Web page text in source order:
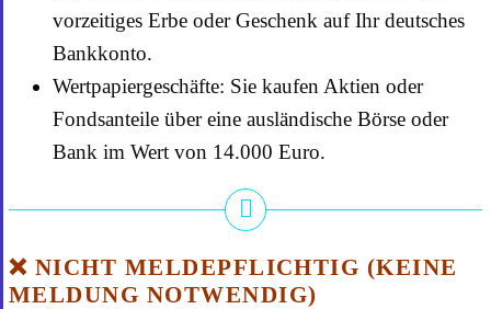
vorzeitiges Erbe oder Geschenk auf Ihr deutsches
Bankkonto.
Wertpapiergeschäfte: Sie kaufen Aktien oder
Fondsanteile über eine ausländische Börse oder
Bank im Wert von 14.000 Euro.
❌ NICHT MELDEPFLICHTIG (KEINE
MELDUNG NOTWENDIG)